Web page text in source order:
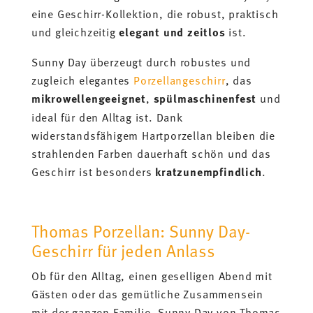
eine Geschirr-Kollektion, die robust, praktisch
und gleichzeitigelegant und zeitlos ist.
Sunny Day überzeugt durch robustes und
zugleich elegantes Porzellangeschirr, das
mikrowellengeeignet, spülmaschinenfest und
ideal für den Alltag ist. Dank
widerstandsfähigem Hartporzellan bleiben die
strahlenden Farben dauerhaft schön und das
Geschirr ist besonders kratzunempfindlich.
Thomas Porzellan: Sunny Day-
Geschirr für jeden Anlass
Ob für den Alltag, einen geselligen Abend mit
Gästen oder das gemütliche Zusammensein